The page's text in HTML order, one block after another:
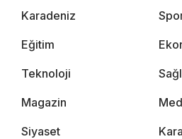
Karadeniz
Eğitim
Teknoloji
Magazin
Siyaset